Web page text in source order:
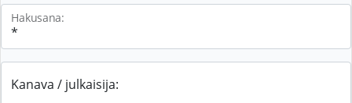
Hakusana:
Kanava / julkaisija: